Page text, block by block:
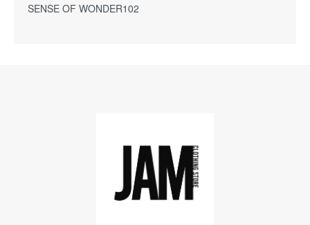
SENSE OF WONDER102